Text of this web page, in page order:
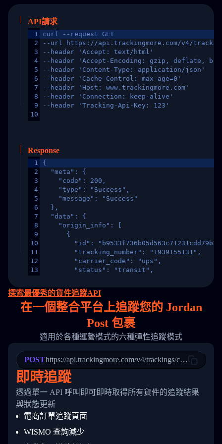
API請求
1
2
3
4
5
6
7
8
9
10
curl --request GET
--url https://api.trackingmore.com/v4/trackings/
--header 'Accept: text/html'
--header 'Accept-Encoding: gzip, deflate,
--header 'Content-Type: application/json'
--header 'Cache-Control: max-age=0'
--header 'Host: www.trackingmore.com'
--header 'Connection: keep-alive'
--header 'Tracking-Api-Key: 123'
Response
1
2
3
4
5
6
7
8
9
10
11
12
13
15
16
17
18
22
23
24
25
27
28
29
30
31
{
  "meta": {
    "code": 200,
    "type": "Success",
    "message": "Success"
  },
  "data": {
    "origin_info": [
      {
"id":
        "tracking_number": "1939155131",
        "carrier_code": "ups",
        "status": "transit",
"destination_country": "United
        "itemTimeLength": 2,
        "weblink": "",
        "phone": null,
        "trackinfo": [
          {
            "Date": "2017-03-08 04: 22: 00",
"StatusDescription": "Departed
"Details": "Departed Facility
          },
          {
            "Date": "2017-03-06 15:28:00",
"StatusDescription": "Shipment
"Details": "BEIJING-
          }
        ]
      }
探索最優秀的貨件追蹤API
在一個整合平台上追蹤您的 Jordan
Post 包裹
適用於各種運營模式的六種彈性追蹤模式
POSThttps://api.trackingmore.com/v4/trackings/create
即時追蹤
透過單一 API 呼叫即可即時取得所有貨件的追蹤結果
與狀態更新
電商訂單追蹤頁面
WISMO 查詢減少